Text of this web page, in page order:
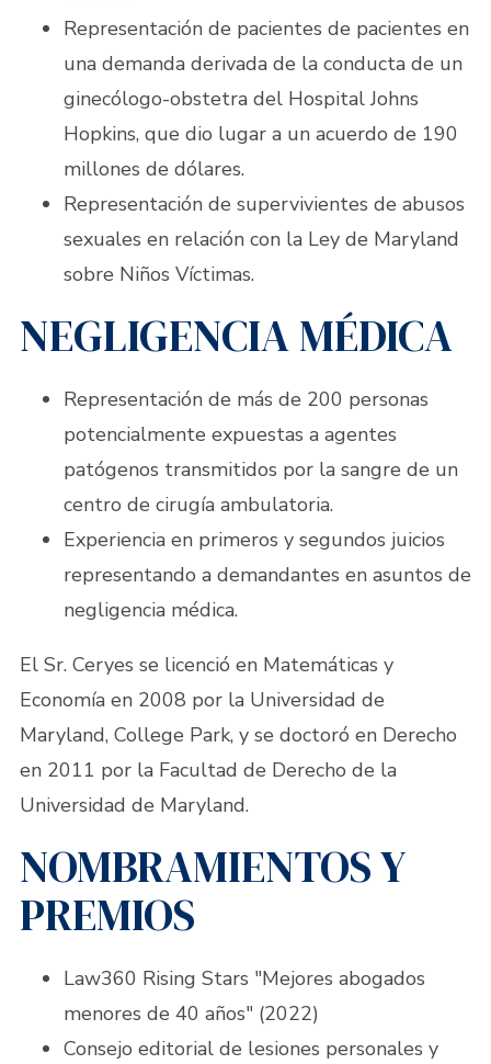
Representación de pacientes de pacientes en
una demanda derivada de la conducta de un
ginecólogo-obstetra del Hospital Johns
Hopkins, que dio lugar a un acuerdo de 190
millones de dólares.
Representación de supervivientes de abusos
sexuales en relación con la Ley de Maryland
sobre Niños Víctimas.
NEGLIGENCIA MÉDICA
Representación de más de 200 personas
potencialmente expuestas a agentes
patógenos transmitidos por la sangre de un
centro de cirugía ambulatoria.
Experiencia en primeros y segundos juicios
representando a demandantes en asuntos de
negligencia médica.
El Sr. Ceryes se licenció en Matemáticas y
Economía en 2008 por la Universidad de
Maryland, College Park, y se doctoró en Derecho
en 2011 por la Facultad de Derecho de la
Universidad de Maryland.
NOMBRAMIENTOS Y
PREMIOS
Law360 Rising Stars "Mejores abogados
menores de 40 años" (2022)
Consejo editorial de lesiones personales y